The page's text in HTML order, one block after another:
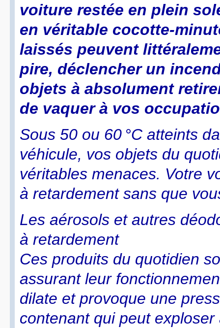
voiture restée en plein
en véritable cocotte-
laissés peuvent
pire, déclencher un
objets à absolument
de vaquer à vos
Sous 50 ou 60 °C atteints
véhicule, vos objets du
véritables menaces. Votre
à retardement sans que
Les aérosols et autres
à retardement
Ces produits du quotidien
assurant leur
dilate et provoque une
contenant qui peut